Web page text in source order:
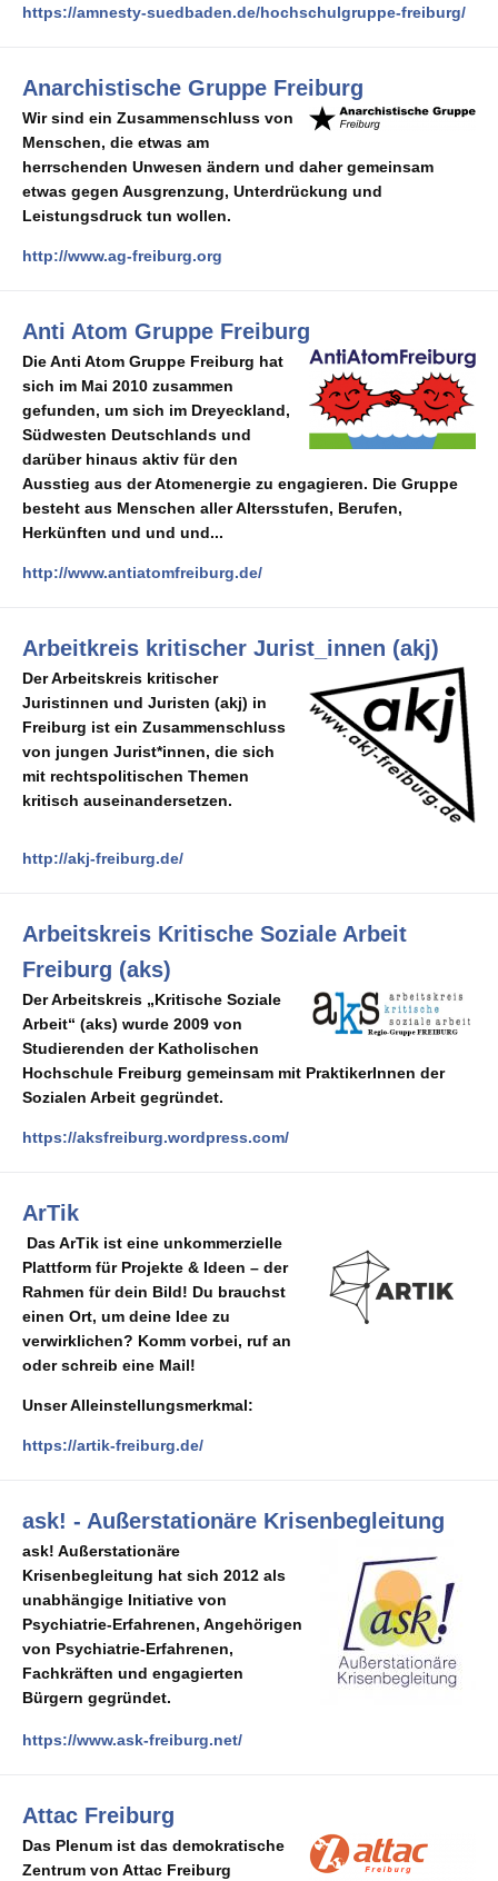
https://amnesty-suedbaden.de/hochschulgruppe-freiburg/
Anarchistische Gruppe Freiburg
Wir sind ein Zusammenschluss von
Menschen, die etwas am
herrschenden Unwesen ändern und daher gemeinsam
etwas gegen Ausgrenzung, Unterdrückung und
Leistungsdruck tun wollen.
http://www.ag-freiburg.org
Anti Atom Gruppe Freiburg
Die Anti Atom Gruppe Freiburg hat
sich im Mai 2010 zusammen
gefunden, um sich im Dreyeckland,
Südwesten Deutschlands und
darüber hinaus aktiv für den
Ausstieg aus der Atomenergie zu engagieren. Die Gruppe
besteht aus Menschen aller Altersstufen, Berufen,
Herkünften und und und...
http://www.antiatomfreiburg.de/
Arbeitkreis kritischer Jurist_innen (akj)
Der Arbeitskreis kritischer
Juristinnen und Juristen (akj) in
Freiburg ist ein Zusammenschluss
von jungen Jurist*innen, die sich
mit rechtspolitischen Themen
kritisch auseinandersetzen.
http://akj-freiburg.de/
Arbeitskreis Kritische Soziale Arbeit
Freiburg (aks)
Der Arbeitskreis „Kritische Soziale
Arbeit“ (aks) wurde 2009 von
Studierenden der Katholischen
Hochschule Freiburg gemeinsam mit PraktikerInnen der
Sozialen Arbeit gegründet.
https://aksfreiburg.wordpress.com/
ArTik
Das ArTik ist eine unkommerzielle
Plattform für Projekte & Ideen – der
Rahmen für dein Bild! Du brauchst
einen Ort, um deine Idee zu
verwirklichen? Komm vorbei, ruf an
oder schreib eine Mail!
Unser Alleinstellungsmerkmal:
https://artik-freiburg.de/
ask! - Außerstationäre Krisenbegleitung
ask! Außerstationäre
Krisenbegleitung hat sich 2012 als
unabhängige Initiative von
Psychiatrie-Erfahrenen, Angehörigen
von Psychiatrie-Erfahrenen,
Fachkräften und engagierten
Bürgern gegründet.
https://www.ask-freiburg.net/
Attac Freiburg
Das Plenum ist das demokratische
Zentrum von Attac Freiburg